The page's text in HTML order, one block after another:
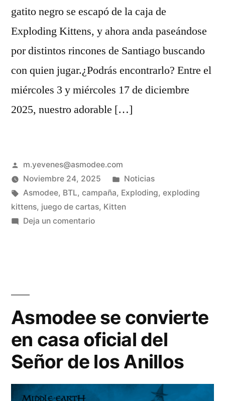
gatito negro se escapó de la caja de
Exploding Kittens, y ahora anda paseándose
por distintos rincones de Santiago buscando
con quien jugar.¿Podrás encontrarlo? Entre el
miércoles 3 y miércoles 17 de diciembre
2025, nuestro adorable […]
m.yevenes@asmodee.com
Noviembre 24, 2025
Noticias
Asmodee, BTL, campaña, Exploding, exploding
kittens, juego de cartas, Kitten
Deja un comentario
Asmodee se convierte
en casa oficial del
Señor de los Anillos